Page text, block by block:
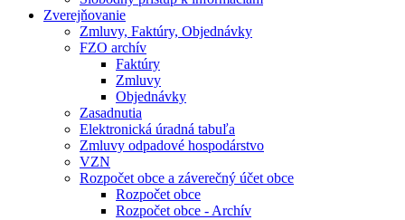
Zverejňovanie
Zmluvy, Faktúry, Objednávky
FZO archív
Faktúry
Zmluvy
Objednávky
Zasadnutia
Elektronická úradná tabuľa
Zmluvy odpadové hospodárstvo
VZN
Rozpočet obce a záverečný účet obce
Rozpočet obce
Rozpočet obce - Archív